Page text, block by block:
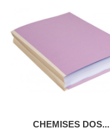
CHEMISES DOS...